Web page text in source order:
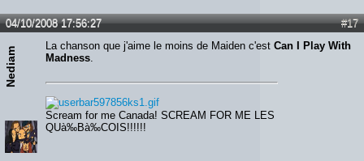
#17
04/10/2008 17:56:27
Nediam
La chanson que j'aime le moins de Maiden c'est Can I Play With
Madness.
Scream for me Canada! SCREAM FOR ME LES
QUà‰Bà‰COIS!!!!!!